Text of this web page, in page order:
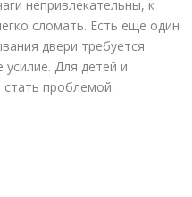
непривлекательны, к
сломать. Есть еще один
двери требуется
Для детей и
проблемой.